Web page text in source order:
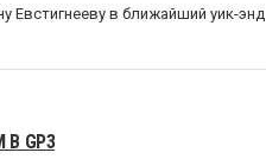
в ближайший уик-энд
GP3